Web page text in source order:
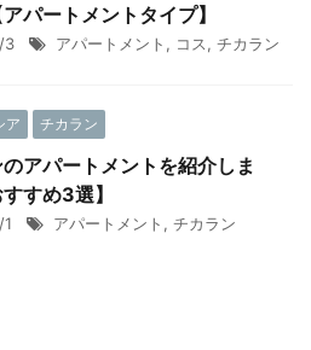
パートメントタイプ】
3 アパートメント , コス, チカラン
ア チカラン
アパートメントを紹介しま
すめ3選】
アパートメント , チカラン